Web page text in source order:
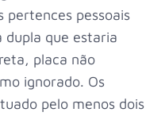
pertences pessoais
dupla que estaria
placa não
ignorado. Os
pelo menos dois